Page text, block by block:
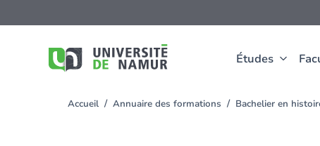
Études
au
You
Accueil Annuaire des formations Bachelier en